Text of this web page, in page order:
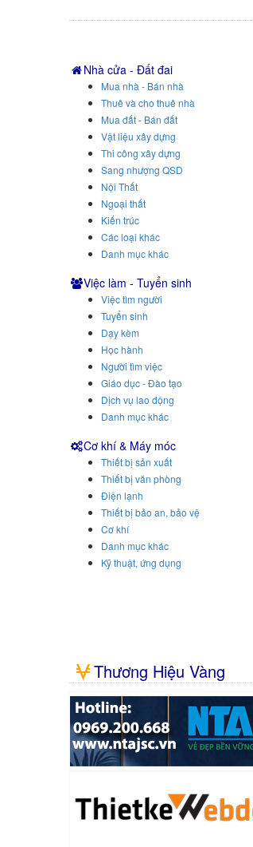
Nhà cửa - Đất đai
Mua nhà - Bán nhà
Thuê và cho thuê nhà
Mua đất - Bán đất
Vật liệu xây dựng
Thi công xây dựng
Sang nhượng QSD
Nội Thất
Ngoại thất
Kiến trúc
Các loại khác
Danh mục khác
Việc làm - Tuyển sinh
Việc tìm người
Tuyển sinh
Dạy kèm
Học hành
Người tìm việc
Giáo dục - Đào tạo
Dịch vụ lao động
Danh mục khác
Cơ khí & Máy móc
Thiết bị sản xuất
Thiết bị văn phòng
Điện lạnh
Thiết bị bảo an, bảo vệ
Cơ khí
Danh mục khác
Kỹ thuật, ứng dụng
Thương Hiệu Vàng